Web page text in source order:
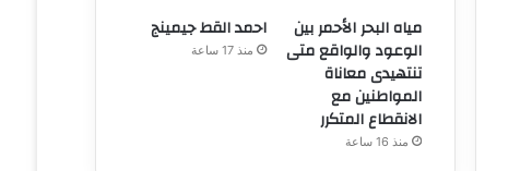
مياه البحر الأحمر بين
الوعود والواقع متى
تنتهيدى معاناة
المواطنين مع
الانقطاع المتكرر
منذ 16 ساعة
احمد القط جيمينج
منذ 17 ساعة